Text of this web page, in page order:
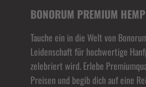
BONORUM PREMIUM
Tauche ein in die Welt von
Leidenschaft für hochwertige
zelebriert wird. Erlebe
Preisen und begib dich auf eine